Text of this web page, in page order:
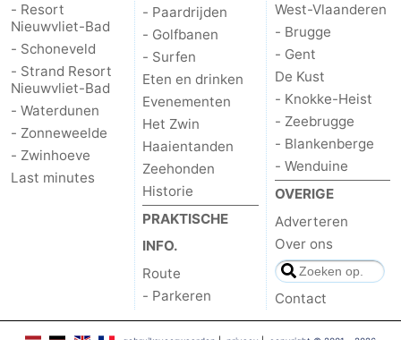
- Resort
Nieuwvliet-Bad
- Schoneveld
- Strand Resort
Nieuwvliet-Bad
- Waterdunen
- Zonneweelde
- Zwinhoeve
Last minutes
- Paardrijden
- Golfbanen
- Surfen
Eten en drinken
Evenementen
Het Zwin
Haaientanden
Zeehonden
Historie
PRAKTISCHE
INFO.
Route
- Parkeren
West-Vlaanderen
- Brugge
- Gent
De Kust
- Knokke-Heist
- Zeebrugge
- Blankenberge
- Wenduine
OVERIGE
Adverteren
Over ons
Contact